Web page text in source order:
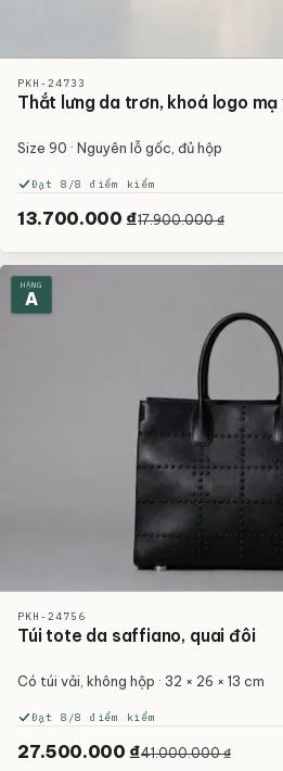
PKH-24733
Thắt lưng da trơn, khoá logo mạ
Size 90 · Nguyên lỗ gốc, đủ hộp
Đạt 8/8 điểm kiểm
13.700.000 ₫17.900.000 ₫
HẠNG
A
PKH-24756
Túi tote da saffiano, quai đôi
Có túi vải, không hộp · 32 × 26 × 13 cm
Đạt 8/8 điểm kiểm
27.500.000 ₫41.000.000 ₫